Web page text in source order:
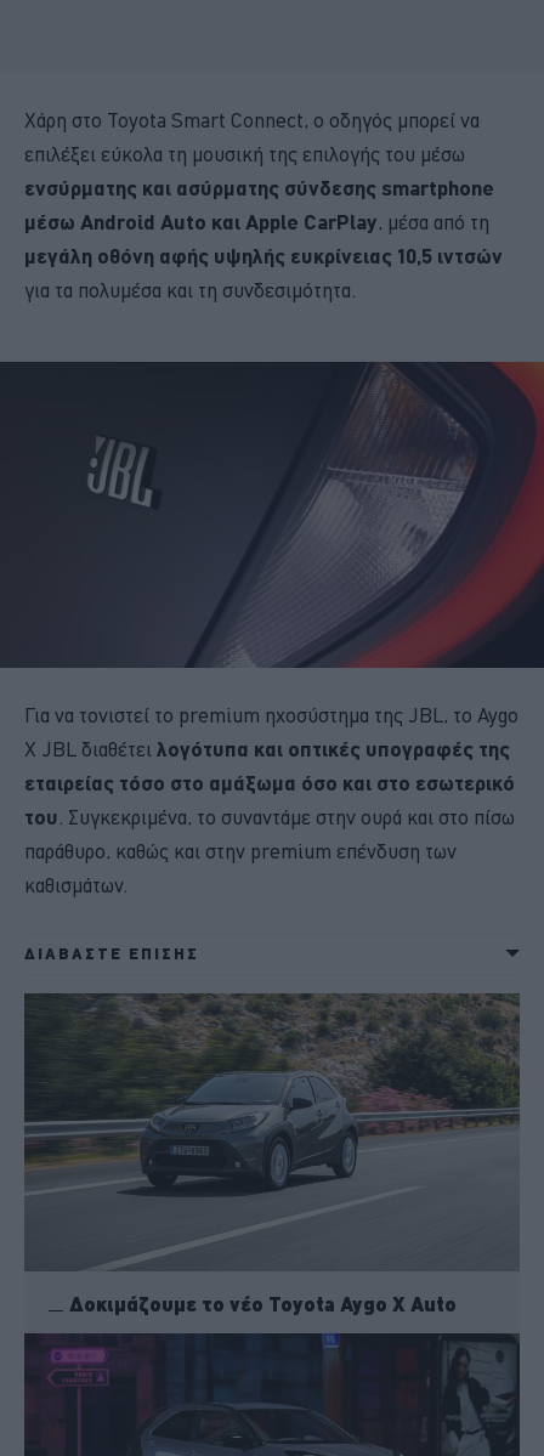
Χάρη στο Toyota Smart Connect, ο οδηγός μπορεί να
επιλέξει εύκολα τη μουσική της επιλογής του μέσω
ενσύρματης και ασύρματης σύνδεσης smartphone
μέσω Android Auto και Apple CarPlay, μέσα από τη
μεγάλη οθόνη αφής υψηλής ευκρίνειας 10,5 ιντσών
για τα πολυμέσα και τη συνδεσιμότητα.
Για να τονιστεί το premium ηχοσύστημα της JBL, το Aygo
X JBL διαθέτει λογότυπα και οπτικές υπογραφές της
εταιρείας τόσο στο αμάξωμα όσο και στο εσωτερικό
του . Συγκεκριμένα, το συναντάμε στην ουρά και στο πίσω
παράθυρο, καθώς και στην premium επένδυση των
καθισμάτων.
ΔΙΑΒΑΣΤΕ ΕΠΙΣΗΣ
Δοκιμάζουμε το νέο Toyota Aygo X Auto